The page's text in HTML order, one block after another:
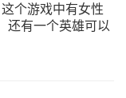
个游戏中有女性
还有一个英雄可以